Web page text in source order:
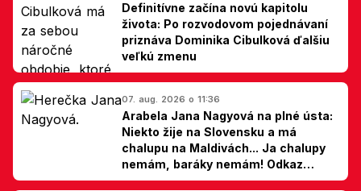
Definitívne začína novú kapitolu
života: Po rozvodovom pojednávaní
priznáva Dominika Cibulková ďalšiu
veľkú zmenu
07. aug. 2026 o 11:36
Arabela Jana Nagyová na plné ústa:
Niekto žije na Slovensku a má
chalupu na Maldivách... Ja chalupy
nemám, baráky nemám! Odkaz
Slovákom